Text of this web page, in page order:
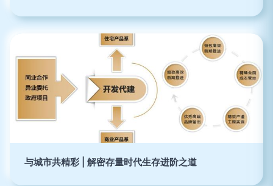
与城市共精彩 | 解密存量时代生存进阶之道